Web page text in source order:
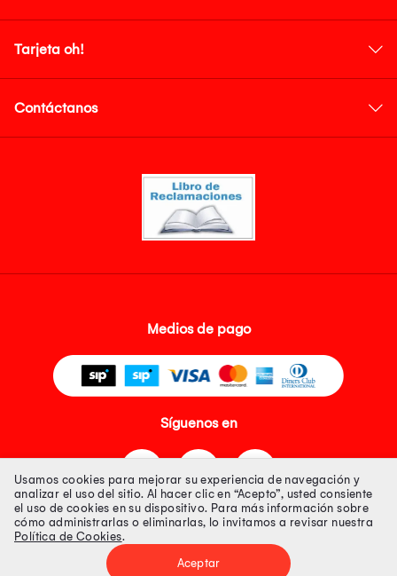
Tarjeta oh!
Contáctanos
Medios de pago
Síguenos en
Tienda 100% Segura
Usamos cookies para mejorar su experiencia de navegación y
analizar el uso del sitio. Al hacer clic en “Acepto”, usted consiente
el uso de cookies en su dispositivo. Para más información sobre
cómo administrarlas o eliminarlas, lo invitamos a revisar nuestra
Política de Cookies.
Aceptar